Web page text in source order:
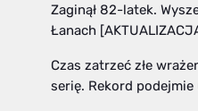
Zaginął 82-latek.
Łanach
Czas zatrzeć złe
serię. Rekord